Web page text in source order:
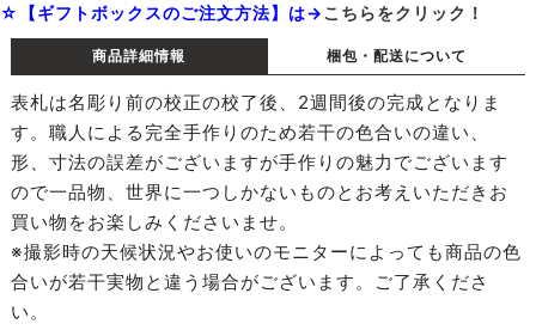
☆【ギフトボックスのご注文方法】は→こちらをクリック！
商品詳細情報 梱包・配送について
表札は名彫り前の校正の校了後、2週間後の完成となりま
す。職人による完全手作りのため若干の色合いの違い、
形、寸法の誤差がございますが手作りの魅力でございます
ので一品物、世界に一つしかないものとお考えいただきお
買い物をお楽しみくださいませ。
※撮影時の天候状況やお使いのモニターによっても商品の色
合いが若干実物と違う場合がございます。ご了承くださ
い。